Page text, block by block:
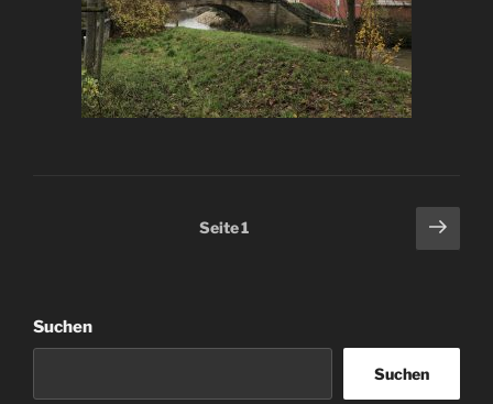
Seitennummerierung
Seite1
Suchen
Suchen